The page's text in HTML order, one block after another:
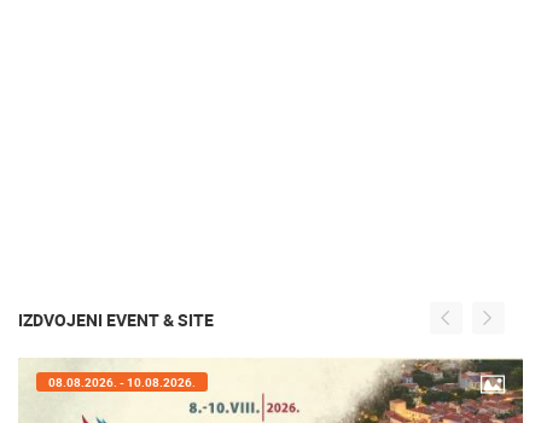
IZDVOJENI EVENT & SITE
08.08.2026. - 10.08.2026.